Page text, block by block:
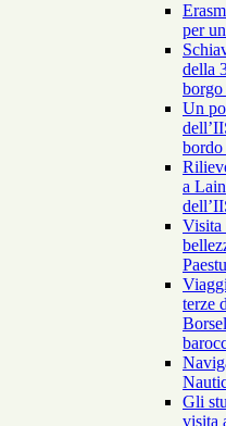
per
della
borgo
Un
bordo
a
Visita
terze
Gli
visita